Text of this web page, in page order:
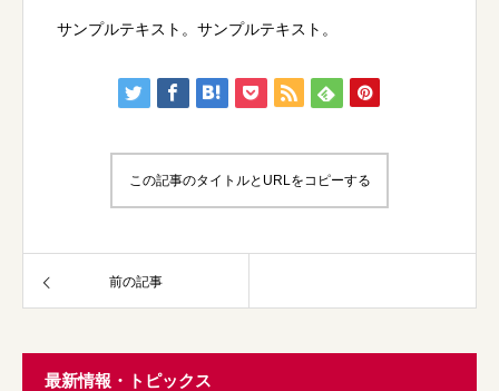
サンプルテキスト。サンプルテキスト。
この記事のタイトルとURLをコピーする
前の記事
最新情報・トピックス